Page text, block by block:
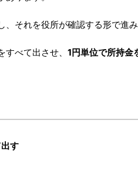
、それを役所が確認する形で進み
べて出させ、 1円単位で所持金
す